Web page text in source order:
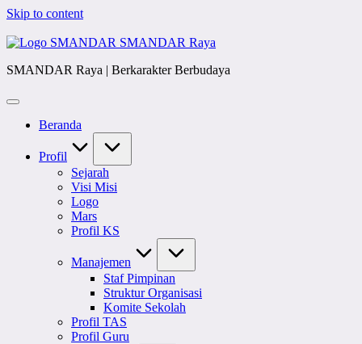
Skip to content
SMANDAR Raya
SMANDAR Raya | Berkarakter Berbudaya
Beranda
Profil
Sejarah
Visi Misi
Logo
Mars
Profil KS
Manajemen
Staf Pimpinan
Struktur Organisasi
Komite Sekolah
Profil TAS
Profil Guru